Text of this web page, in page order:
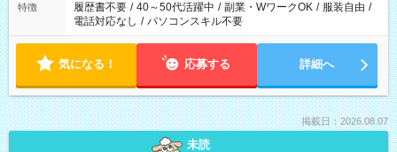
特徴 履歴書不要 / 40～50代活躍中 / 副業・WワークOK / 服装自由 /
電話対応なし / パソコンスキル不要
気になる！ 応募する 詳細へ
掲載日：2026.08.07
未読